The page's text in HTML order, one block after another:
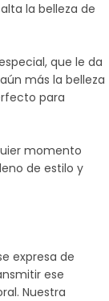
la belleza de
que le da
más la belleza
para
momento
de estilo y
expresa de
ese
Nuestra